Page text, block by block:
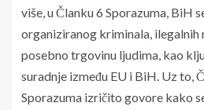
više, u Članku 6 Sporazuma, BiH
organiziranog kriminala, ilegalnih
posebno trgovinu ljudima, kao
suradnje između EU i BiH. Uz to,
Sporazuma izričito govore kako